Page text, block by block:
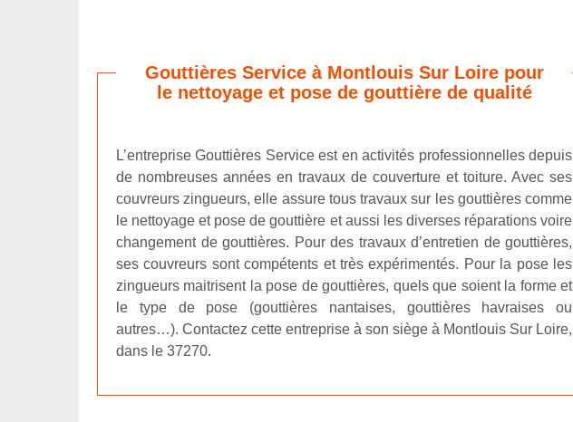
Gouttières Service à Montlouis Sur Loire pour
le nettoyage et pose de gouttière de qualité
L’entreprise Gouttières Service est en activités professionnelles depuis
de nombreuses années en travaux de couverture et toiture. Avec ses
couvreurs zingueurs, elle assure tous travaux sur les gouttières comme
le nettoyage et pose de gouttière et aussi les diverses réparations voire
changement de gouttières. Pour des travaux d’entretien de gouttières,
ses couvreurs sont compétents et très expérimentés. Pour la pose les
zingueurs maitrisent la pose de gouttières, quels que soient la forme et
le type de pose (gouttières nantaises, gouttières havraises ou
autres…). Contactez cette entreprise à son siège à Montlouis Sur Loire,
dans le 37270.